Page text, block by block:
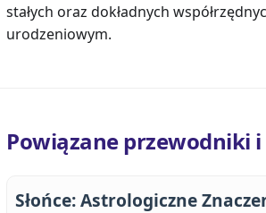
stałych oraz dokładnych
urodzeniowym.
Powiązane przewodniki
Słońce: Astrologiczne